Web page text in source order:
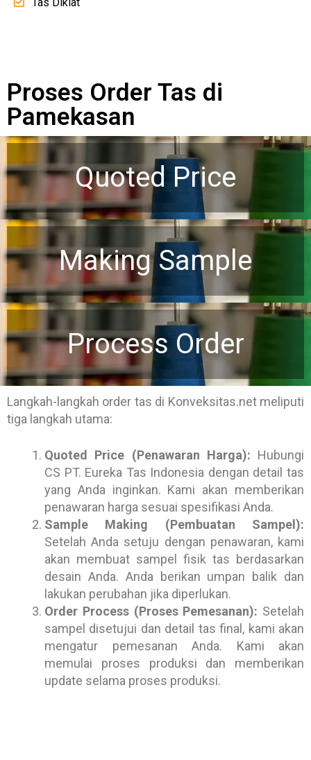
Proses Order Tas di
Pamekasan
Quoted Price
Making Sample
Process Order
Langkah-langkah order tas di Konveksitas.net meliputi
tiga langkah utama:
Quoted Price (Penawaran Harga): Hubungi
CS PT. Eureka Tas Indonesia dengan detail tas
yang Anda inginkan. Kami akan memberikan
penawaran harga sesuai spesifikasi Anda.
Sample Making (Pembuatan Sampel):
Setelah Anda setuju dengan penawaran, kami
akan membuat sampel fisik tas berdasarkan
desain Anda. Anda berikan umpan balik dan
lakukan perubahan jika diperlukan.
Order Process (Proses Pemesanan): Setelah
sampel disetujui dan detail tas final, kami akan
mengatur pemesanan Anda. Kami akan
memulai proses produksi dan memberikan
update selama proses produksi.